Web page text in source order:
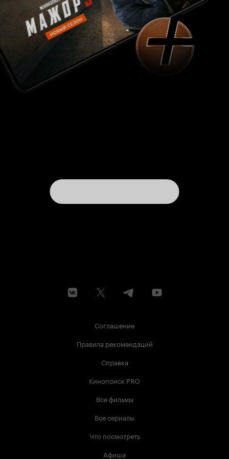
Соглашение
Правила рекомендаций
Справка
Кинопоиск PRO
Все фильмы
Все сериалы
Что посмотреть
Афиша